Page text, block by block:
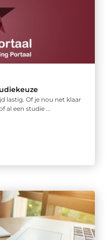
lastig. Of je nou net klaar
al een studie ...